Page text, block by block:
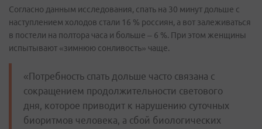
Согласно данным исследования, спать на 30 минут дольше с
наступлением холодов стали 16 % россиян, а вот залеживаться
в постели на полтора часа и больше – 6 %. При этом женщины
испытывают «зимнюю сонливость» чаще.
«Потребность спать дольше часто связана с
сокращением продолжительности светового
дня, которое приводит к нарушению суточных
биоритмов человека, а сбой биологических